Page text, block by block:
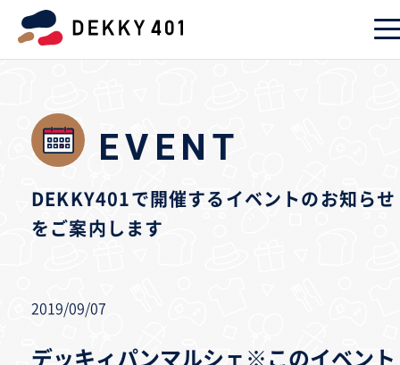
EVENT
DEKKY401で開催するイベントのお知らせ
をご案内します
2019/09/07
デッキィパンマルシェ※このイベント